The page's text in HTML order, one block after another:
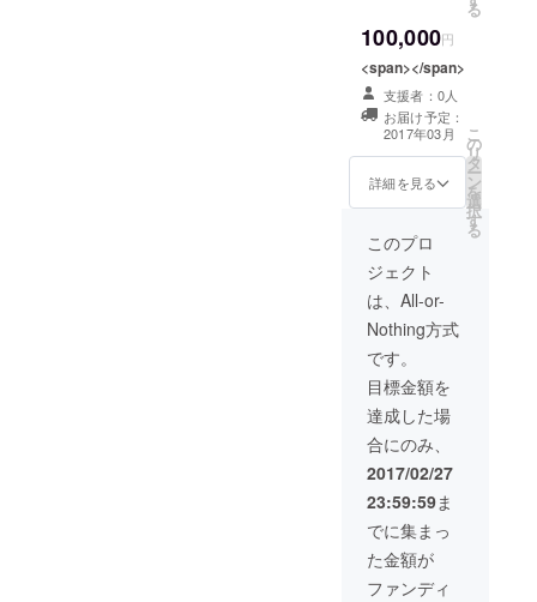
う！
る
100,000円
<span></span>
支援者：0人
お届け予定：
2017年03月
詳細を見る
こ
の
リ
タ
ー
ン
を
選
択
す
る
このプロ
ジェクト
は、All-or-
Nothing方式
です。
目標金額を
達成した場
合にのみ、
2017/02/27
23:59:59ま
でに集まっ
た金額が
ファンディ